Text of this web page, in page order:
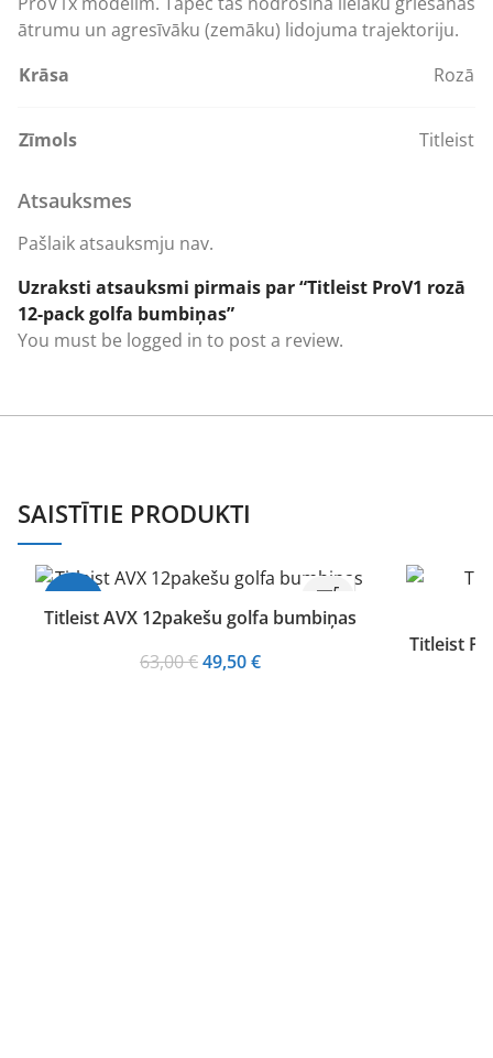
ātrumu un agresīvāku (zemāku) lidojuma trajektoriju.
Krāsa
Rozā
Zīmols Titleist
Atsauksmes
Pašlaik atsauksmju nav.
Uzraksti atsauksmi pirmais par “Titleist ProV1 rozā
12-pack golfa bumbiņas”
You must be logged in to post a review.
SAISTĪTIE PRODUKTI
Titleist AVX 12pakešu golfa bumbiņas
63,00€Original
49,50€Current
Titleist